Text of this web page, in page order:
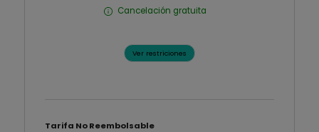
Cancelación gratuita
Ver restriciones
Tarifa No Reembolsable